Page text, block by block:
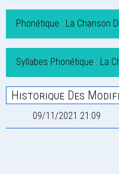
Phonétique : La Chanson
Syllabes Phonétique : La
Historique Des
09/11/2021 21:09